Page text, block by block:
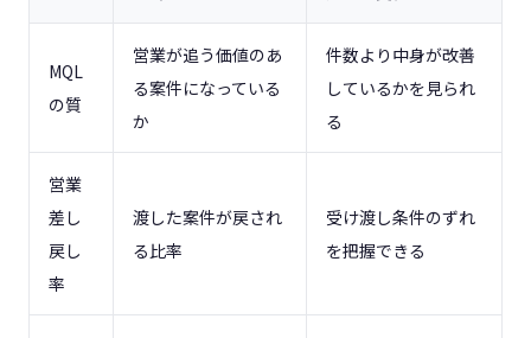
MQL
の質
営業が追う価値のあ
る案件になっている
か
件数より中身が改善
しているかを見られ
る
営業
差し
戻し
率
渡した案件が戻され
る比率
受け渡し条件のずれ
を把握できる